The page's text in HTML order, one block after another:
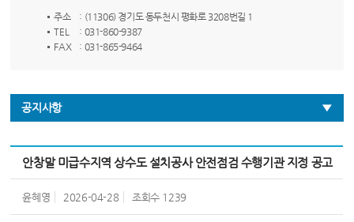
주소
: (11306) 경기도 동두천시 평화로 3208번길 1
TEL
: 031-860-9387
FAX
: 031-865-9464
공지사항
안창말 미급수지역 상수도 설치공사 안전점검 수행기관 지정 공고
윤혜영 2026-04-28 조회수 1239